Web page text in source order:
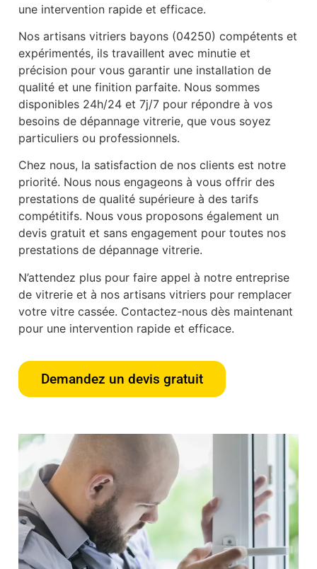
une intervention rapide et efficace.
Nos artisans vitriers bayons (04250) compétents et
expérimentés, ils travaillent avec minutie et
précision pour vous garantir une installation de
qualité et une finition parfaite. Nous sommes
disponibles 24h/24 et 7j/7 pour répondre à vos
besoins de dépannage vitrerie, que vous soyez
particuliers ou professionnels.
Chez nous, la satisfaction de nos clients est notre
priorité. Nous nous engageons à vous offrir des
prestations de qualité supérieure à des tarifs
compétitifs. Nous vous proposons également un
devis gratuit et sans engagement pour toutes nos
prestations de dépannage vitrerie.
N’attendez plus pour faire appel à notre entreprise
de vitrerie et à nos artisans vitriers pour remplacer
votre vitre cassée. Contactez-nous dès maintenant
pour une intervention rapide et efficace.
Demandez un devis gratuit